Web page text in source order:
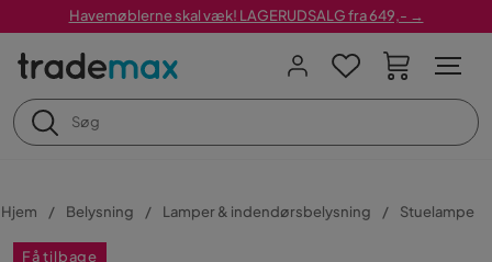
Havemøblerne skal væk! LAGERUDSALG fra 649,- →
Hjem Belysning Lamper & indendørsbelysning Stuelampe
Få tilbage